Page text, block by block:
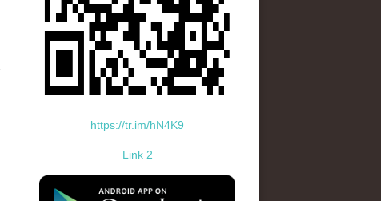
https://tr.im/hN4K9
Link 2
standard-icon-googleplay-app-store.png